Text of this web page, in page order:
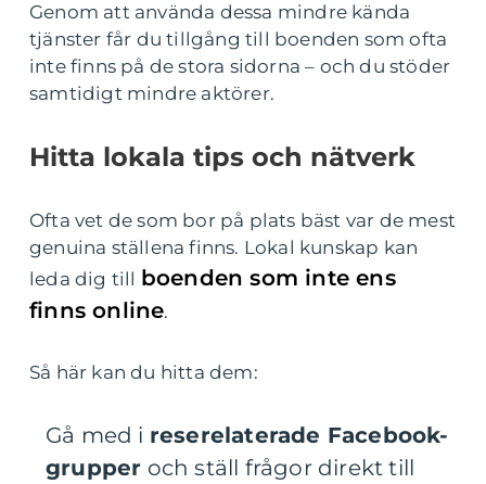
Genom att använda dessa mindre kända
tjänster får du tillgång till boenden som ofta
inte finns på de stora sidorna – och du stöder
samtidigt mindre aktörer.
Hitta lokala tips och nätverk
Ofta vet de som bor på plats bäst var de mest
genuina ställena finns. Lokal kunskap kan
leda dig till boenden som inte ens
finns online.
Så här kan du hitta dem:
Gå med i reserelaterade Facebook-
grupper och ställ frågor direkt till